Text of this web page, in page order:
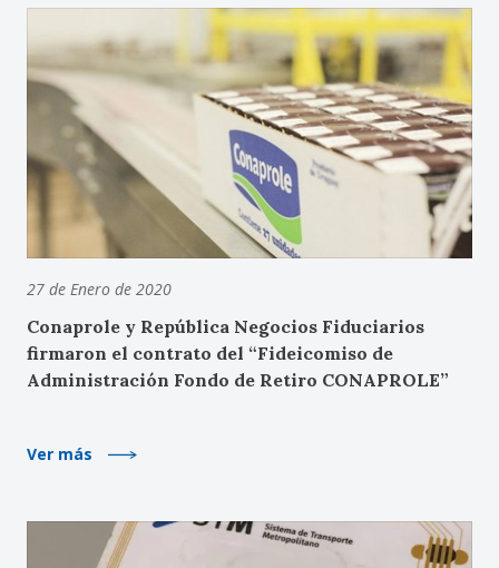
27 de Enero de 2020
Conaprole y República Negocios Fiduciarios
firmaron el contrato del “Fideicomiso de
Administración Fondo de Retiro CONAPROLE”
Ver más